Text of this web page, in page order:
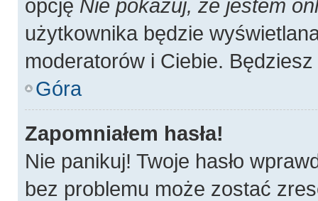
opcję Nie pokazuj, że jestem
użytkownika będzie
moderatorów i Ciebie.
Góra
Zapomniałem hasła!
Nie panikuj! Twoje hasło
bez problemu może zostać